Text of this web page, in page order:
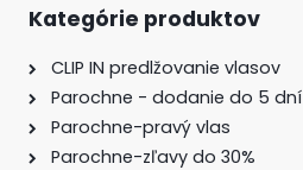
Kategórie produktov
CLIP IN predlžovanie vlasov
Parochne - dodanie do 5 dní
Parochne-pravý vlas
Parochne-zľavy do 30%